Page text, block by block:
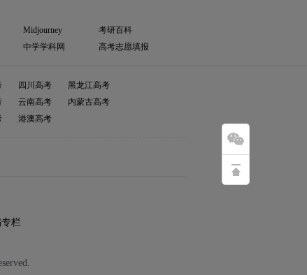
Midjourney
考研百科
中学学科网 高考志愿填报
四川高考
黑龙江高考
云南高考
内蒙古高考
港澳高考
栏